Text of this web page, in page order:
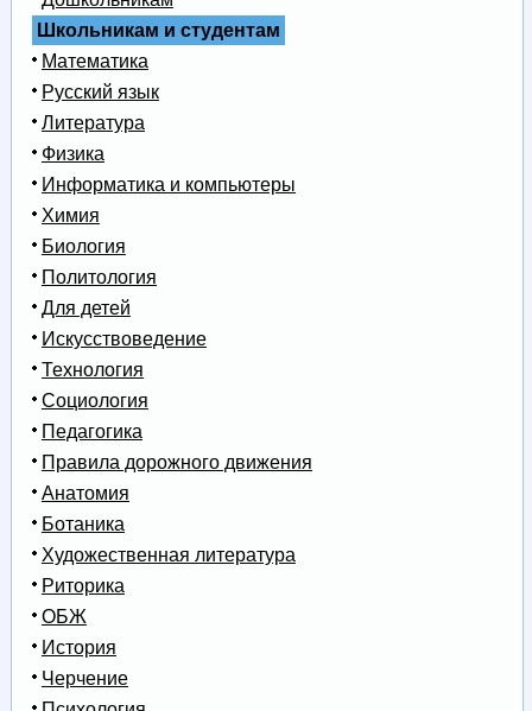
Школьникам и студентам
Математика
Русский язык
Литература
Физика
Информатика и компьютеры
Химия
Биология
Политология
Для детей
Искусствоведение
Технология
Социология
Педагогика
Правила дорожного движения
Анатомия
Ботаника
Художественная литература
Риторика
ОБЖ
История
Черчение